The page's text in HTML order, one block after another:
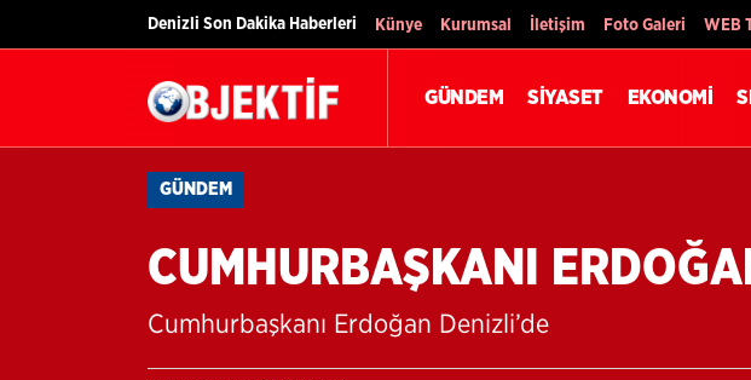
Denizli Son Dakika Haberleri Künye Kurumsal İletişim Foto Galeri WEB
GÜNDEM SİYASET EKONOMİ
GÜNDEM
CUMHURBAŞKANI
Cumhurbaşkanı Erdoğan Denizli’de